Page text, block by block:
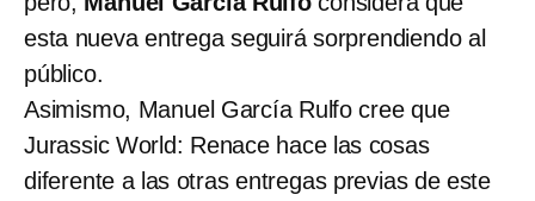
esta nueva entrega seguirá sorprendiendo al
público.
Asimismo, Manuel García Rulfo cree que
Jurassic World: Renace hace las cosas
diferente a las otras entregas previas de este